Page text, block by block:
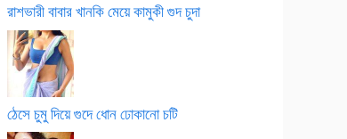
রাশভারী বাবার খানকি মেয়ে কামুকী গুদ চুদা
ঠেসে চুমু দিয়ে গুদে ধোন ঢোকানো চটি